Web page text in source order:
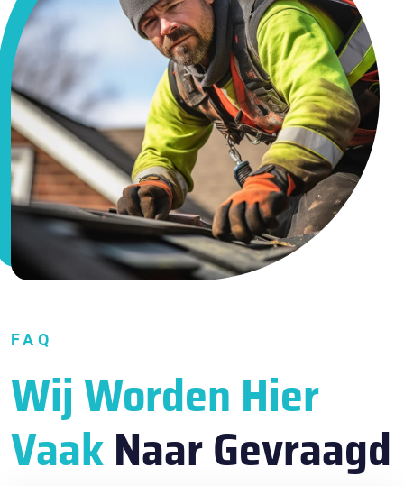
FAQ
Wij Worden Hier
VaakNaar Gevraagd